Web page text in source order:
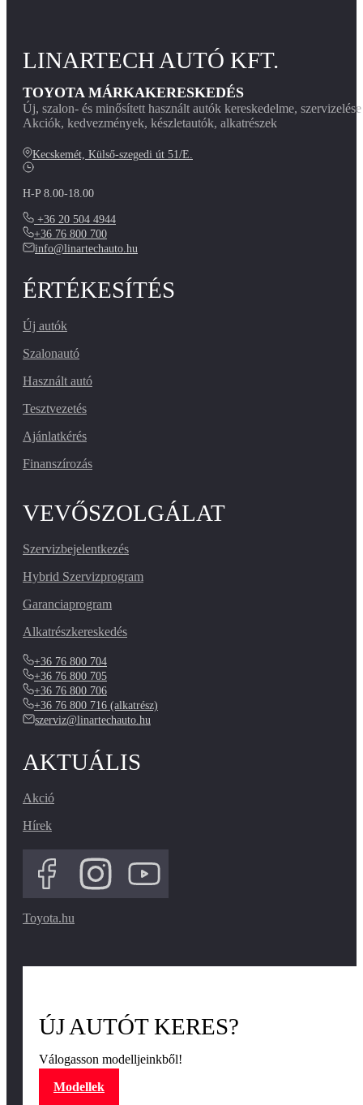
LINARTECH AUTÓ KFT.
TOYOTA MÁRKAKERESKEDÉS
Új, szalon- és minősített használt autók kereskedelme,
Akciók, kedvezmények, készletautók, alkatrészek
Kecskemét, Külső-szegedi út 51/E.
H-P 8.00-18.00
+36 20 504 4944
+36 76 800 700
info@linartechauto.hu
ÉRTÉKESÍTÉS
Új autók
Szalonautó
Használt autó
Tesztvezetés
Ajánlatkérés
Finanszírozás
VEVŐSZOLGÁLAT
Szervizbejelentkezés
Hybrid Szervizprogram
Garanciaprogram
Alkatrészkereskedés
+36 76 800 704
+36 76 800 705
+36 76 800 706
+36 76 800 716 (alkatrész)
szerviz@linartechauto.hu
AKTUÁLIS
Akció
Hírek
Toyota.hu
ÚJ AUTÓT KERES?
Válogasson modelljeinkből!
Modellek